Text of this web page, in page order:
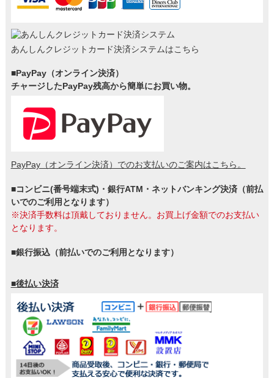
あんしんクレジットカード決済システムはこちら
■PayPay（オンライン決済）
チャージしたPayPay残高から簡単にお買い物。
PayPay（オンライン決済）でのお支払いのご案内はこちら。
■コンビニ(番号端末式)・銀行ATM・ネットバンキング決済（前払
いでのご利用となります）
※決済手数料は頂戴しておりません。お買上げ金額でのお支払い
となります。
■銀行振込（前払いでのご利用となります）
■後払い決済